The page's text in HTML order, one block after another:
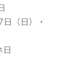
（日）・